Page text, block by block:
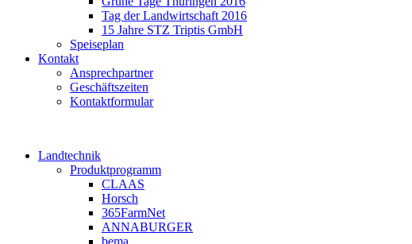
Tag der Landwirtschaft 2016
15 Jahre STZ Triptis GmbH
Speiseplan
Kontakt
Ansprechpartner
Geschäftszeiten
Kontaktformular
Landtechnik
Produktprogramm
CLAAS
Horsch
365FarmNet
ANNABURGER
bema